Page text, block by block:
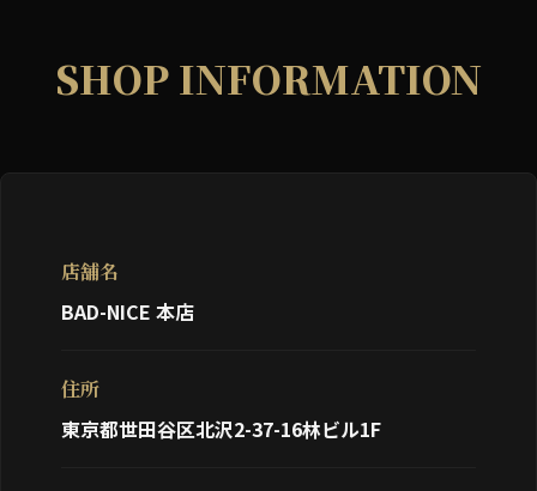
SHOP INFORMATION
店舗名
BAD-NICE 本店
住所
東京都世田谷区北沢2-37-16林ビル1F